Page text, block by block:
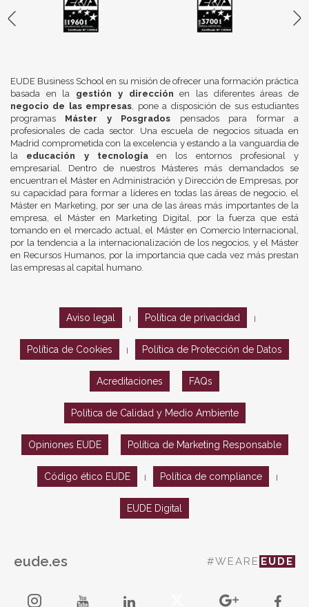
EUDE Business School en su misión de ofrecer una formación práctica
basada en la gestión y dirección en las diferentes áreas de
negocio de las empresas, pone a disposición de sus estudiantes
programas Máster y Posgrados pensados para formar a
profesionales de cada sector. Una escuela de negocios situada en
Madrid comprometida con la excelencia y estando a la vanguardia de
la educación y tecnologíaen los entornos profesional y
empresarial. Dentro de nuestros Másteres más demandados se
encuentran el Máster en Administración y Dirección de Empresas, por
su capacidad para formar a líderes en todas las áreas de negocio, el
Máster en Marketing, por ser una de las áreas más importantes de la
empresa, el Máster en Marketing Digital, por la fuerza que está
tomando en el mercado actual, el Máster en Comercio Internacional,
por la tendencia a la internacionalización de los negocios, y el Máster
en Recursos Humanos, por la importancia que cada vez más prestan
las empresas al capital humano.
Aviso legal Política de privacidad
Política de Cookies Política de Protección de Datos
Acreditaciones FAQs
Política de Calidad y Medio Ambiente
Opiniones EUDE Política de Marketing Responsable
Código ético EUDE Política de compliance
EUDE Digital
eude.es #WEARE EUDE